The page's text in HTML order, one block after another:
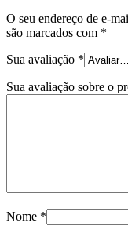
O seu endereço de e-
são marcados com *
Sua avaliação *
Sua avaliação sobre o
Nome *